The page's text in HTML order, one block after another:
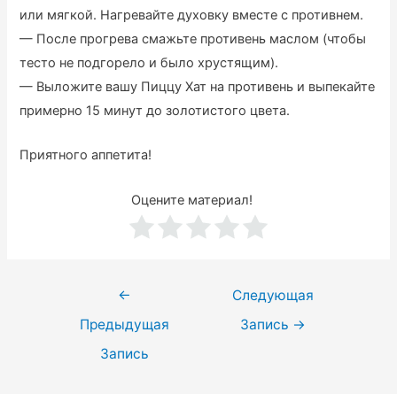
или мягкой. Нагревайте духовку вместе с противнем.
— После прогрева смажьте противень маслом (чтобы
тесто не подгорело и было хрустящим).
— Выложите вашу Пиццу Хат на противень и выпекайте
примерно 15 минут до золотистого цвета.
Приятного аппетита!
Оцените материал!
Навигация
записям
←
Предыдущая
Запись
Следующая
Запись →